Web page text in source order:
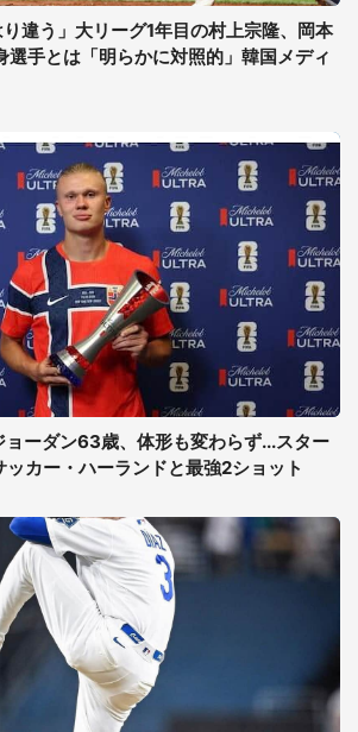
り違う」大リーグ1年目の村上宗隆、岡本
選手とは「明らかに対照的」韓国メディ
ーダン63歳、体形も変わらず...スター
カー・ハーランドと最強2ショット